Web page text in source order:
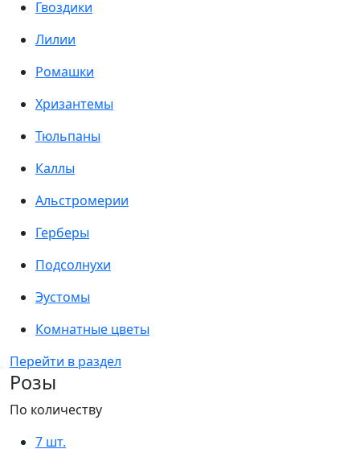
Гвоздики
Лилии
Ромашки
Хризантемы
Тюльпаны
Каллы
Альстромерии
Герберы
Подсолнухи
Эустомы
Комнатные цветы
Перейти в раздел
Розы
По количеству
7 шт.